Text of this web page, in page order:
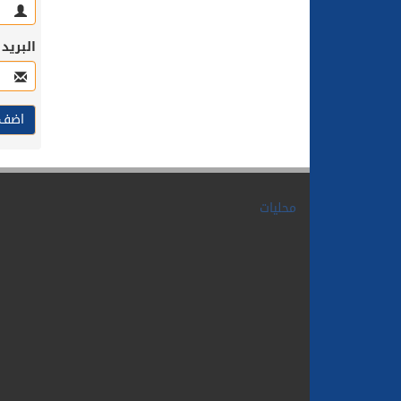
محليات